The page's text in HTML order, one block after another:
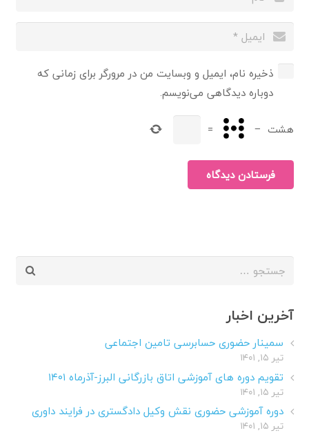
ذخیره نام، ایمیل و وبسایت من در مرورگر برای زمانی که
دوباره دیدگاهی می‌نویسم.
هشت −
=
فرستادن دیدگاه
جستجو
آخرین اخبار
سمینار حضوری حسابرسی تامین اجتماعی
تیر ۱۵, ۱۴۰۱
تقویم دوره های آموزشی اتاق بازرگانی البرز-آذرماه ۱۴۰۱
تیر ۱۵, ۱۴۰۱
دوره آموزشی حضوری نقش وکیل دادگستری در فرایند داوری
تیر ۱۵, ۱۴۰۱